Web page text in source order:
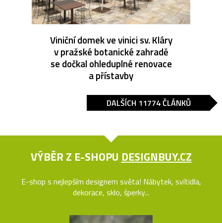
Viniční domek ve vinici sv. Kláry
v pražské botanické zahradě
se dočkal ohleduplné renovace
a přístavby
DALŠÍCH 11774 ČLÁNKŮ
VÝBĚR Z E-SHOPU DESIGNBUY.CZ
E-shop s nejlepším designem světa! Nábytek, svítidla,
dekorace, sklo, šperky...